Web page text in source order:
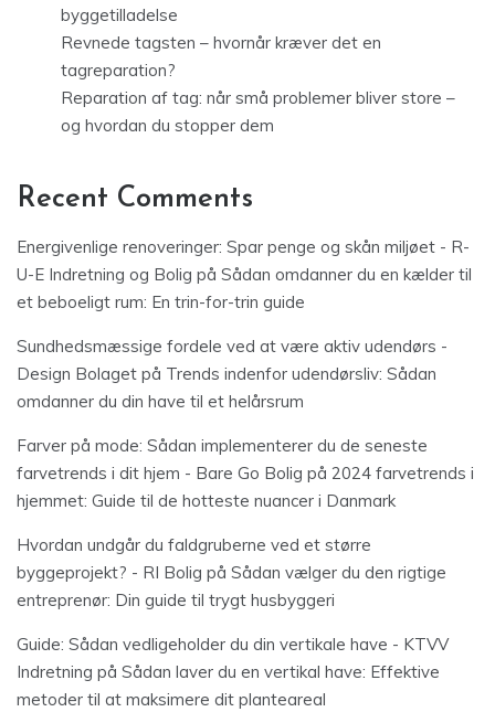
byggetilladelse
Revnede tagsten – hvornår kræver det en
tagreparation?
Reparation af tag: når små problemer bliver store –
og hvordan du stopper dem
Recent Comments
Energivenlige renoveringer: Spar penge og skån miljøet - R-
U-E Indretning og Bolig på Sådan omdanner du en kælder til
et beboeligt rum: En trin-for-trin guide
Sundhedsmæssige fordele ved at være aktiv udendørs -
Design Bolaget på Trends indenfor udendørsliv: Sådan
omdanner du din have til et helårsrum
Farver på mode: Sådan implementerer du de seneste
farvetrends i dit hjem - Bare Go Bolig på 2024 farvetrends i
hjemmet: Guide til de hotteste nuancer i Danmark
Hvordan undgår du faldgruberne ved et større
byggeprojekt? - RI Bolig på Sådan vælger du den rigtige
entreprenør: Din guide til trygt husbyggeri
Guide: Sådan vedligeholder du din vertikale have - KTVV
Indretning på Sådan laver du en vertikal have: Effektive
metoder til at maksimere dit planteareal